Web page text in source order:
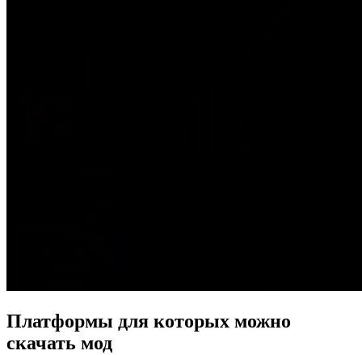
Платформы для которых можно
скачать мод